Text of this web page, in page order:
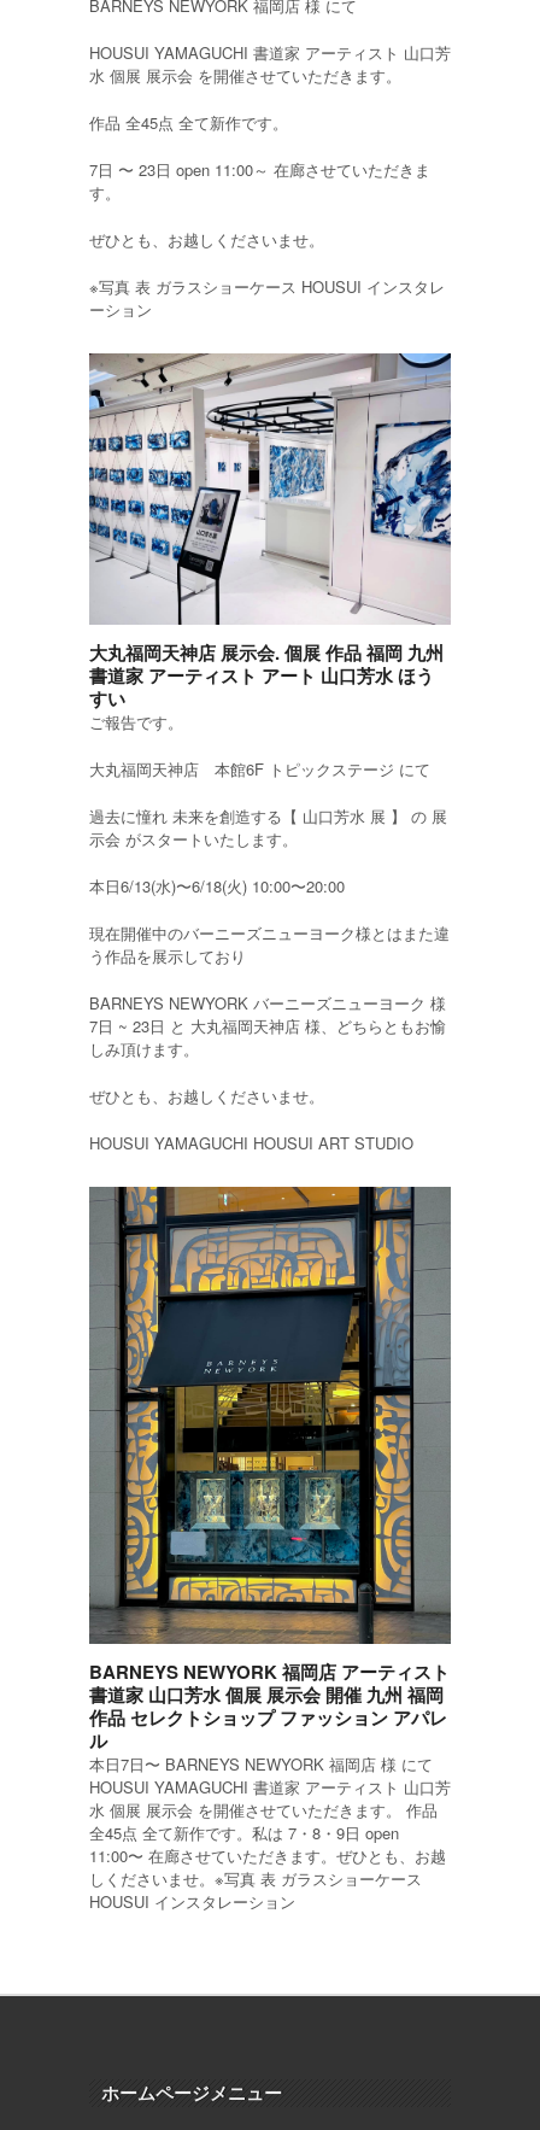
BARNEYS NEWYORK 福岡店 様 にて
HOUSUI YAMAGUCHI 書道家 アーティスト 山口芳
水 個展 展示会 を開催させていただきます。
作品 全45点 全て新作です。
7日 〜 23日 open 11:00～ 在廊させていただきま
す。
ぜひとも、お越しくださいませ。
※写真 表 ガラスショーケース HOUSUI インスタレ
ーション
大丸福岡天神店 展示会. 個展 作品 福岡 九州
書道家 アーティスト アート 山口芳水 ほう
すい
ご報告です。
大丸福岡天神店 本館6F トピックステージ にて
過去に憧れ 未来を創造する【 山口芳水 展 】 の 展
示会 がスタートいたします。
本日6/13(水)〜6/18(火) 10:00〜20:00
現在開催中のバーニーズニューヨーク様とはまた違
う作品を展示しており
BARNEYS NEWYORK バーニーズニューヨーク 様
7日 ~ 23日 と 大丸福岡天神店 様、どちらともお愉
しみ頂けます。
ぜひとも、お越しくださいませ。
HOUSUI YAMAGUCHI HOUSUI ART STUDIO
BARNEYS NEWYORK 福岡店 アーティスト
書道家 山口芳水 個展 展示会 開催 九州 福岡
作品 セレクトショップ ファッション アパレ
ル
本日7日〜 BARNEYS NEWYORK 福岡店 様 にて
HOUSUI YAMAGUCHI 書道家 アーティスト 山口芳
水 個展 展示会 を開催させていただきます。 作品
全45点 全て新作です。私は 7・8・9日 open
11:00〜 在廊させていただきます。ぜひとも、お越
しくださいませ。※写真 表 ガラスショーケース
HOUSUI インスタレーション
ホームページメニュー